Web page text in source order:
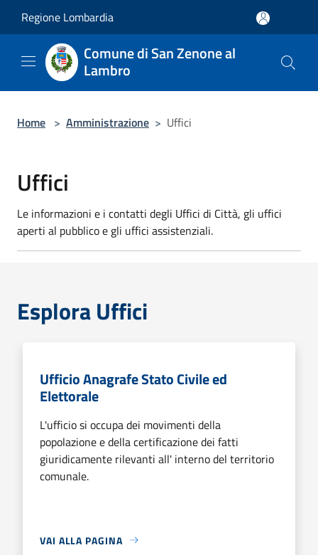
Regione Lombardia
Comune di San Zenone al
Lambro
Home > Amministrazione > Uffici
Uffici
Le informazioni e i contatti degli Uffici di Città, gli uffici
aperti al pubblico e gli uffici assistenziali.
Esplora Uffici
Ufficio Anagrafe Stato Civile ed
Elettorale
L'ufficio si occupa dei movimenti della
popolazione e della certificazione dei fatti
giuridicamente rilevanti all' interno del territorio
comunale.
VAI ALLA PAGINA